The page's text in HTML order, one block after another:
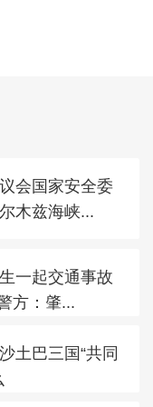
会国家安全委
木兹海峡...
一起交通事故
方：肇...
土巴三国“共同